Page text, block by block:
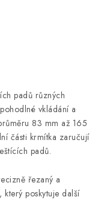
padů různých
vkládání a
83 mm až 165
části krmítka zaručují
padů.
řezaný a
který poskytuje další